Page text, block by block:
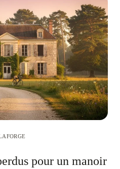
pour un manoir